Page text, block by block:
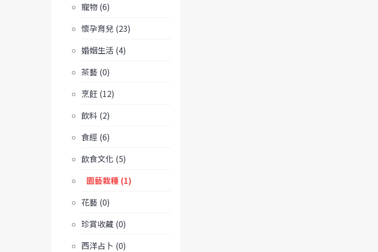
寵物 (6)
懷孕育兒 (23)
婚姻生活 (4)
茶藝 (0)
烹飪 (12)
飲料 (2)
食經 (6)
飲食文化 (5)
園藝栽種 (1)
花藝 (0)
珍賞收藏 (0)
西洋占卜 (0)